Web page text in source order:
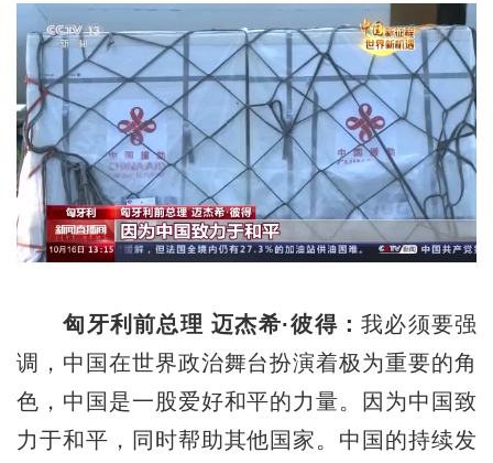
匈牙利前总理 迈杰希·彼得：我必须要强
调，中国在世界政治舞台扮演着极为重要的角
色，中国是一股爱好和平的力量。因为中国致
力于和平，同时帮助其他国家。中国的持续发